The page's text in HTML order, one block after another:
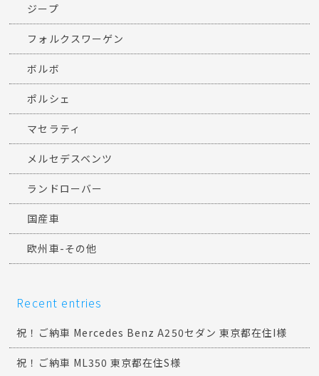
ジープ
フォルクスワーゲン
ボルボ
ポルシェ
マセラティ
メルセデスベンツ
ランドローバー
国産車
欧州車-その他
Recent entries
祝！ご納車 Mercedes Benz A250セダン 東京都在住I様
祝！ご納車 ML350 東京都在住S様